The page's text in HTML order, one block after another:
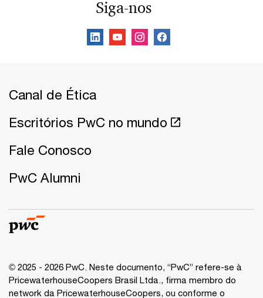
Siga-nos
Canal de Ética
Escritórios PwC no mundo
Fale Conosco
PwC Alumni
© 2025 - 2026 PwC. Neste documento, “PwC” refere-se à
PricewaterhouseCoopers Brasil Ltda., firma membro do
network da PricewaterhouseCoopers, ou conforme o